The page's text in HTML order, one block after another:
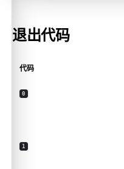
退出代码
代码
0
1